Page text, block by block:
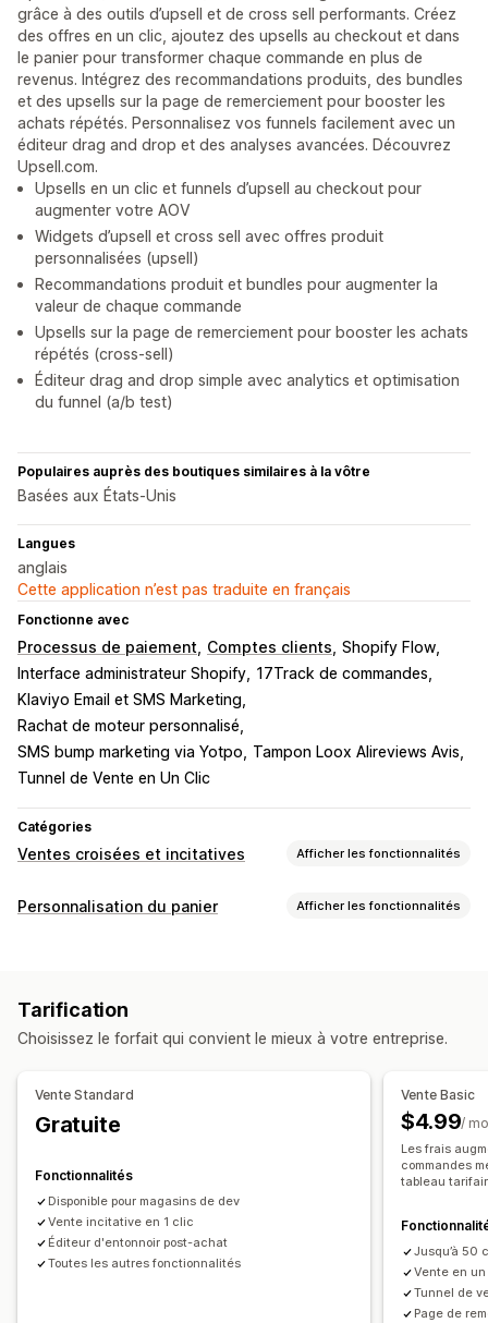
grâce à des outils d’upsell et de cross sell performants. Créez
des offres en un clic, ajoutez des upsells au checkout et dans
le panier pour transformer chaque commande en plus de
revenus. Intégrez des recommandations produits, des bundles
et des upsells sur la page de remerciement pour booster les
achats répétés. Personnalisez vos funnels facilement avec un
éditeur drag and drop et des analyses avancées. Découvrez
Upsell.com.
Upsells en un clic et funnels d’upsell au checkout pour
augmenter votre AOV
Widgets d’upsell et cross sell avec offres produit
personnalisées (upsell)
Recommandations produit et bundles pour augmenter la
valeur de chaque commande
Upsells sur la page de remerciement pour booster les achats
répétés (cross-sell)
Éditeur drag and drop simple avec analytics et optimisation
du funnel (a/b test)
Populaires auprès des boutiques similaires à la vôtre
Basées aux États-Unis
Langues
anglais
Cette application n’est pas traduite en français
Fonctionne avec
Processus de paiement Comptes clients Shopify Flow
Interface administrateur Shopify 17Track de commandes
Klaviyo Email et SMS Marketing
Rachat de moteur personnalisé
SMS bump marketing via Yotpo
Tampon Loox Alireviews Avis
Tunnel de Vente en Un Clic
Catégories
Ventes croisées et incitatives Afficher les fonctionnalités
Personnalisation
Compléments en un clic
Éditeur avec fonction de glisser-déposer
Multilingue
Offres et recommandations
Emballage cadeau
Compléments au produit
Recommandations de produits
Produits fréquemment achetés ensemble
Seuils de quantités Réductions en fonction de la quantité
Recommandations basées sur l’IA
Personnalisation du panier Afficher les fonctionnalités
Optimisation pour le format mobile
Case à cocher d’acceptation des Conditions générales
Plus d’achats, plus d’économies
Expédition gratuite
Produits fréquemment achetés ensemble
Barre d’expédition Cadeaux
Personnalisation du processus de paiement
Tarification
Choisissez le forfait qui convient le mieux à votre entreprise.
Vente Standard
Gratuite
Fonctionnalités
Disponible pour magasins de dev
Vente incitative en 1 clic
Éditeur d'entonnoir post-achat
Toutes les autres fonctionnalités
Vente Basic
$4.99/
Les frais
commandes
tableau
Jusqu’à 50
Vente en
Tunnel de
Page de